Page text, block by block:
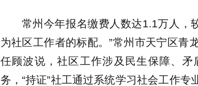
常州今年报名缴费人数达1.1万人，
为社区工作者的标配。”常州市天宁区青
任顾波说，社区工作涉及民生保障、
务，“持证”社工通过系统学习社会工作